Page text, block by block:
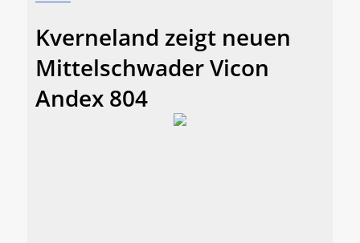
Kverneland zeigt neuen
Mittelschwader Vicon
Andex 804